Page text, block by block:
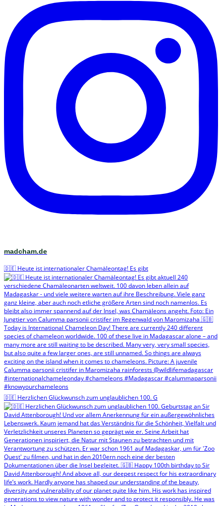
madcham.de
🇩🇪 Heute ist internationaler Chamäleontag! Es gibt
🇩🇪 Herzlichen Glückwunsch zum unglaublichen 100. G